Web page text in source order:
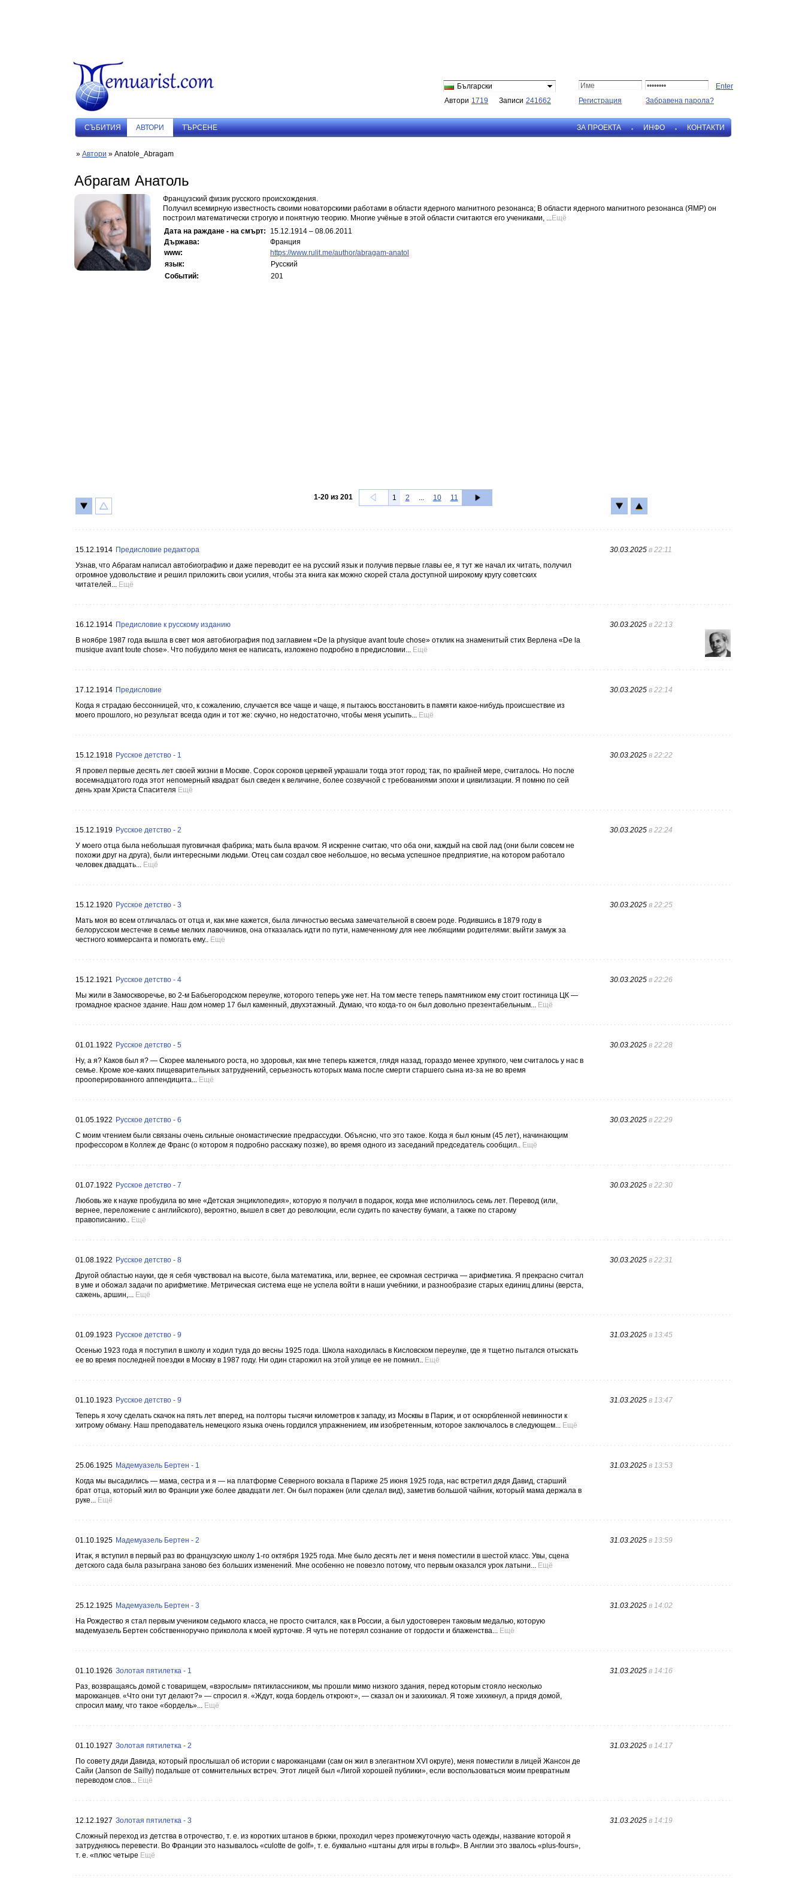
Български
Автори 1719 Записи 241662 Регистрация Забравена парола?
СЪБИТИЯ АВТОРИ ТЪРСЕНЕ ЗА ПРОЕКТА ИНФО КОНТАКТИ
» Автори » Anatole_Abragam
Абрагам Анатоль
Французский физик русского происхождения.
Получил всемирную известность своими новаторскими работами в области ядерного магнитного резонанса; В области ядерного магнитного резонанса (ЯМР) он
построил математически строгую и понятную теорию. Многие учёные в этой области считаются его учениками, ...Ещё
Дата на раждане - на смърт:
15.12.1914 – 08.06.2011
Държава:
Франция
www:
https://www.rulit.me/author/abragam-anatol
язык:
Русский
Событий:
201
1-20из 201 1 2 ... 10 11
15.12.1914 Предисловие редактора
Узнав, что Абрагам написал автобиографию и даже переводит ее на русский язык и получив первые главы ее, я тут же начал их читать, получил
огромное удовольствие и решил приложить свои усилия, чтобы эта книга как можно скорей стала доступной широкому кругу советских
читателей... Ещё
30.03.2025 в 22:11
16.12.1914 Предисловие к русскому изданию
В ноябре 1987 года вышла в свет моя автобиография под заглавием «De la physique avant toute chose» отклик на знаменитый стих Верлена «De la
musique avant toute chose». Что побудило меня ее написать, изложено подробно в предисловии... Ещё
30.03.2025 в 22:13
17.12.1914 Предисловие
Когда я страдаю бессонницей, что, к сожалению, случается все чаще и чаще, я пытаюсь восстановить в памяти какое-нибудь происшествие из
моего прошлого, но результат всегда один и тот же: скучно, но недостаточно, чтобы меня усыпить... Ещё
30.03.2025 в 22:14
15.12.1918 Русское детство - 1
Я провел первые десять лет своей жизни в Москве. Сорок сороков церквей украшали тогда этот город; так, по крайней мере, считалось. Но после
восемнадцатого года этот непомерный квадрат был сведен к величине, более созвучной с требованиями эпохи и цивилизации. Я помню по сей
день храм Христа Спасителя Ещё
30.03.2025 в 22:22
15.12.1919 Русское детство - 2
У моего отца была небольшая пуговичная фабрика; мать была врачом. Я искренне считаю, что оба они, каждый на свой лад (они были совсем не
похожи друг на друга), были интересными людьми. Отец сам создал свое небольшое, но весьма успешное предприятие, на котором работало
человек двадцать... Ещё
30.03.2025 в 22:24
15.12.1920 Русское детство - 3
Мать моя во всем отличалась от отца и, как мне кажется, была личностью весьма замечательной в своем роде. Родившись в 1879 году в
белорусском местечке в семье мелких лавочников, она отказалась идти по пути, намеченному для нее любящими родителями: выйти замуж за
честного коммерсанта и помогать ему.. Ещё
30.03.2025 в 22:25
15.12.1921 Русское детство - 4
Мы жили в Замоскворечье, во 2-м Бабьегородском переулке, которого теперь уже нет. На том месте теперь памятником ему стоит гостиница ЦК —
громадное красное здание. Наш дом номер 17 был каменный, двухэтажный. Думаю, что когда-то он был довольно презентабельным... Ещё
30.03.2025 в 22:26
01.01.1922 Русское детство - 5
Ну, а я? Каков был я? — Скорее маленького роста, но здоровья, как мне теперь кажется, глядя назад, гораздо менее хрупкого, чем считалось у нас в
семье. Кроме кое-каких пищеварительных затруднений, серьезность которых мама после смерти старшего сына из-за не во время
прооперированного аппендицита... Ещё
30.03.2025 в 22:28
01.05.1922 Русское детство - 6
С моим чтением были связаны очень сильные ономастические предрассудки. Объясню, что это такое. Когда я был юным (45 лет), начинающим
профессором в Коллеж де Франс (о котором я подробно расскажу позже), во время одного из заседаний председатель сообщил.. Ещё
30.03.2025 в 22:29
01.07.1922 Русское детство - 7
Любовь же к науке пробудила во мне «Детская энциклопедия», которую я получил в подарок, когда мне исполнилось семь лет. Перевод (или,
вернее, переложение с английского), вероятно, вышел в свет до революции, если судить по качеству бумаги, а также по старому
правописанию.. Ещё
30.03.2025 в 22:30
01.08.1922 Русское детство - 8
Другой областью науки, где я себя чувствовал на высоте, была математика, или, вернее, ее скромная сестричка — арифметика. Я прекрасно считал
в уме и обожал задачи по арифметике. Метрическая система еще не успела войти в наши учебники, и разнообразие старых единиц длины (верста,
сажень, аршин,... Ещё
30.03.2025 в 22:31
01.09.1923 Русское детство - 9
Осенью 1923 года я поступил в школу и ходил туда до весны 1925 года. Школа находилась в Кисловском переулке, где я тщетно пытался отыскать
ее во время последней поездки в Москву в 1987 году. Ни один старожил на этой улице ее не помнил.. Ещё
31.03.2025 в 13:45
01.10.1923 Русское детство - 9
Теперь я хочу сделать скачок на пять лет вперед, на полторы тысячи километров к западу, из Москвы в Париж, и от оскорбленной невинности к
хитрому обману. Наш преподаватель немецкого языка очень гордился упражнением, им изобретенным, которое заключалось в следующем... Ещё
31.03.2025 в 13:47
25.06.1925 Мадемуазель Бертен - 1
Когда мы высадились — мама, сестра и я — на платформе Северного вокзала в Париже 25 июня 1925 года, нас встретил дядя Давид, старший
брат отца, который жил во Франции уже более двадцати лет. Он был поражен (или сделал вид), заметив большой чайник, который мама держала в
руке... Ещё
31.03.2025 в 13:53
01.10.1925 Мадемуазель Бертен - 2
Итак, я вступил в первый раз во французскую школу 1-го октября 1925 года. Мне было десять лет и меня поместили в шестой класс. Увы, сцена
детского сада была разыграна заново без больших изменений. Мне особенно не повезло потому, что первым оказался урок латыни... Ещё
31.03.2025 в 13:59
25.12.1925 Мадемуазель Бертен - 3
На Рождество я стал первым учеником седьмого класса, не просто считался, как в России, а был удостоверен таковым медалью, которую
мадемуазель Бертен собственноручно приколола к моей курточке. Я чуть не потерял сознание от гордости и блаженства... Ещё
31.03.2025 в 14:02
01.10.1926 Золотая пятилетка - 1
Раз, возвращаясь домой с товарищем, «взрослым» пятиклассником, мы прошли мимо низкого здания, перед которым стояло несколько
марокканцев. «Что они тут делают?» — спросил я. «Ждут, когда бордель откроют», — сказал он и захихикал. Я тоже хихикнул, а придя домой,
спросил маму, что такое «бордель»... Ещё
31.03.2025 в 14:16
01.10.1927 Золотая пятилетка - 2
По совету дяди Давида, который прослышал об истории с марокканцами (сам он жил в элегантном XVI округе), меня поместили в лицей Жансон де
Сайи (Janson de Sailly) подальше от сомнительных встреч. Этот лицей был «Лигой хорошей публики», если воспользоваться моим превратным
переводом слов... Ещё
31.03.2025 в 14:17
12.12.1927 Золотая пятилетка - 3
Сложный переход из детства в отрочество, т. е. из коротких штанов в брюки, проходил через промежуточную часть одежды, название которой я
затрудняюсь перевести. Во Франции это называлось «culotte de golf», т. е. буквально «штаны для игры в гольф». В Англии это звалось «plus-fours»,
т. е. «плюс четыре Ещё
31.03.2025 в 14:19